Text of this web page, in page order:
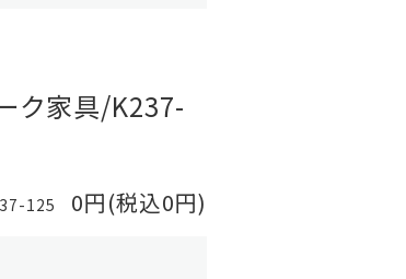
ーク家具/K237-
125 0円(税込0円)